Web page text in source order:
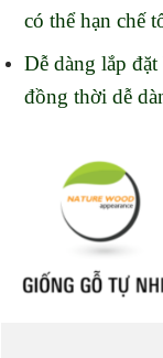
có thể hạn chế
Dễ dàng lắp
đồng thời dễ